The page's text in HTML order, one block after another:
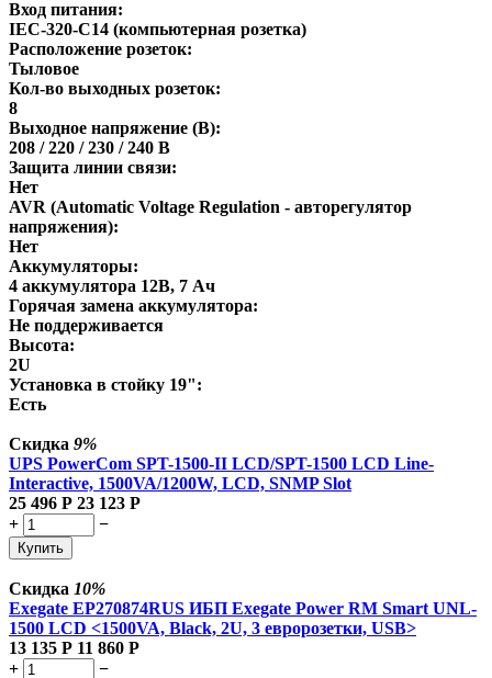
Вход питания:
IEC-320-C14 (компьютерная розетка)
Расположение розеток:
Тыловое
Кол-во выходных розеток:
8
Выходное напряжение (В):
208 / 220 / 230 / 240 В
Защита линии связи:
Нет
AVR (Automatic Voltage Regulation - авторегулятор
напряжения):
Нет
Аккумуляторы:
4 аккумулятора 12В, 7 Ач
Горячая замена аккумулятора:
Не поддерживается
Высота:
2U
Установка в стойку 19":
Есть
Скидка 9%
UPS PowerCom SPT-1500-II LCD/SPT-1500 LCD Line-
Interactive, 1500VA/1200W, LCD, SNMP Slot
25 496 Р 23 123 Р
+
−
Купить
Скидка 10%
Exegate EP270874RUS ИБП Exegate Power RM Smart UNL-
1500 LCD <1500VA, Black, 2U, 3 евророзетки, USB>
13 135 Р 11 860 Р
+
−